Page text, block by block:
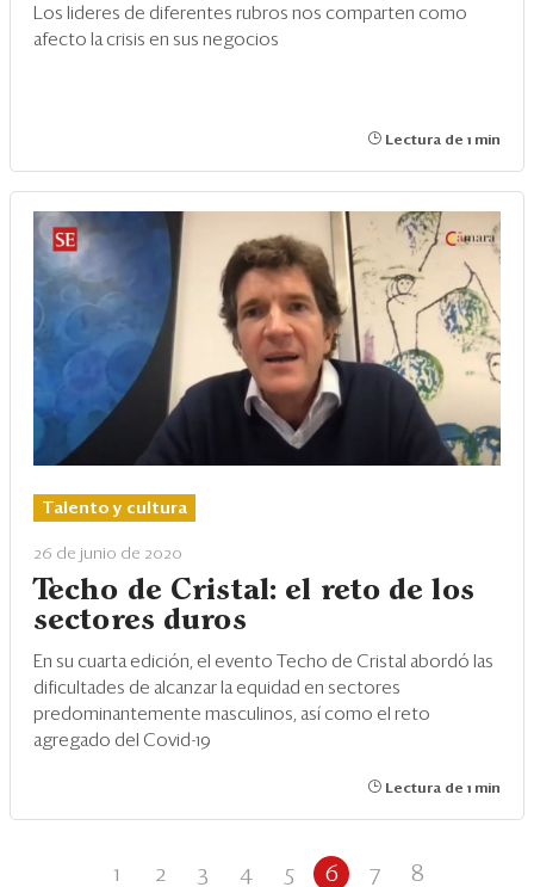
Los lideres de diferentes rubros nos comparten como
afecto la crisis en sus negocios
Lectura de 1 min
Talento y cultura
26 de junio de 2020
Techo de Cristal: el reto de los
sectores duros
En su cuarta edición, el evento Techo de Cristal abordó las
dificultades de alcanzar la equidad en sectores
predominantemente masculinos, así como el reto
agregado del Covid-19
Lectura de 1 min
1 2 3 4 5 6 7 8